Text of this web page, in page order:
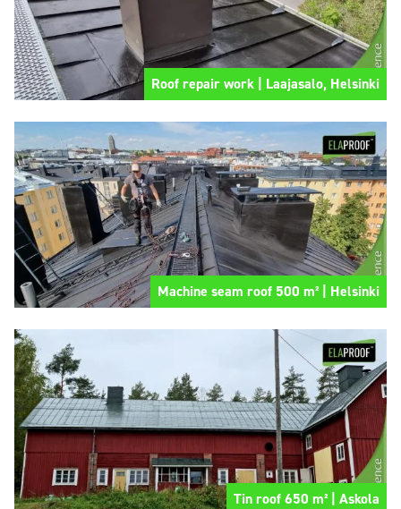
Roof repair work | Laajasalo, Helsinki
Machine seam roof 500 m² | Helsinki
Tin roof 650 m² | Askola